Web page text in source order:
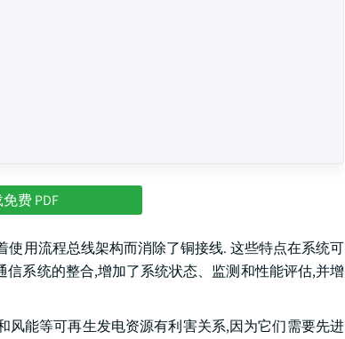
费 PDF
用流程总线架构而消除了铜接线. 这些特点在系统可
系统的整合,增加了系统状态、监测和性能评估,并增
能等可再生发电资源有利害关系,因为它们需要先进